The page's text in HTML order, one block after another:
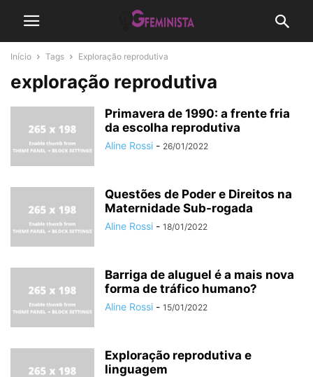
Início Tags Exploração reprodutiva
exploração reprodutiva
Primavera de 1990: a frente fria
da escolha reprodutiva
Aline Rossi - 26/01/2022
Questões de Poder e Direitos na
Maternidade Sub-rogada
Aline Rossi - 18/01/2022
Barriga de aluguel é a mais nova
forma de tráfico humano?
Aline Rossi - 15/01/2022
Exploração reprodutiva e
linguagem